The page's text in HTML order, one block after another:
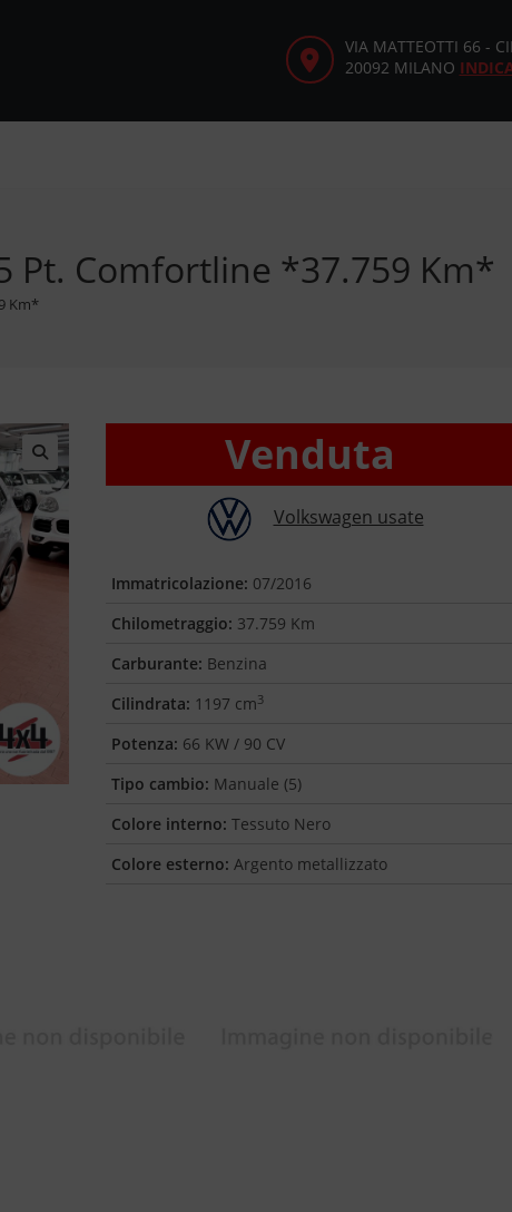
VIA MATTEOTTI 66 -
20092 MILANO
Pt. Comfortline *37.759 Km*
Km*
🔍
Venduta
Volkswagen usate
Immatricolazione: 07/2016
Chilometraggio: 37.759 Km
Carburante: Benzina
Cilindrata: 1197 cm3
Potenza: 66 KW / 90 CV
Tipo cambio: Manuale (5)
Colore interno: Tessuto Nero
Colore esterno: Argento metallizzato